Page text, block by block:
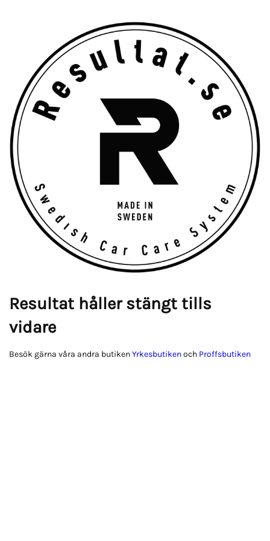
Resultat håller stängt tills
vidare
Besök gärna våra andra butikenYrkesbutikenoch Proffsbutiken